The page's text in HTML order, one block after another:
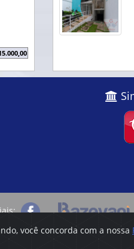
você concorda com a nossa
sem prévio aviso, os